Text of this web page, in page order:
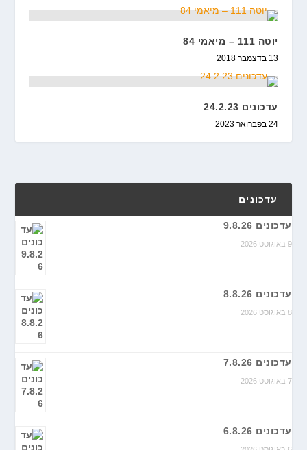
יוטה 111 – מיאמי 84
13 בדצמבר 2018
עדכונים 24.2.23
24 בפברואר 2023
עדכונים
עדכונים 9.8.26
9 באוגוסט 2026
עדכונים 8.8.26
8 באוגוסט 2026
עדכונים 7.8.26
7 באוגוסט 2026
עדכונים 6.8.26